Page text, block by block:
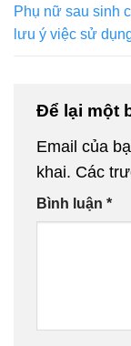
Phụ nữ sau sinh
lưu ý việc sử
Để lại một
Email của
khai. Các
Bình luận *